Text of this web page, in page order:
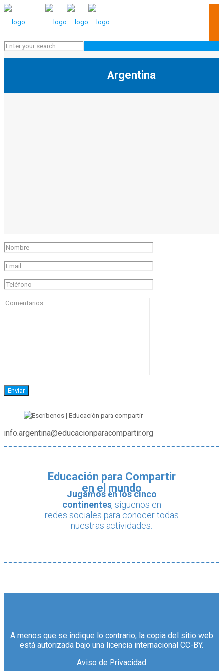
Argentina
info.argentina@educacionparacompartir.org
Educación para Compartir
en el mundo
Jugamos en los cinco
continentes, síguenos en
redes sociales para conocer todas
nuestras actividades.
A menos que se indique lo contrario, la copia del sitio web
está autorizada bajo una licencia internacional CC-BY.
Aviso de Privacidad